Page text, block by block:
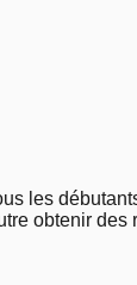
les
obtenir